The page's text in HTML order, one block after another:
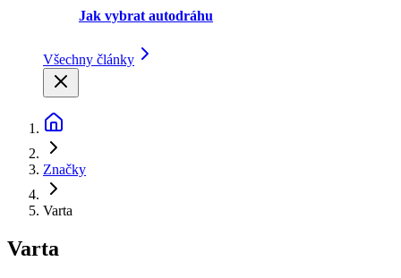
Jak vybrat autodráhu
Všechny články
Značky
Varta
Varta